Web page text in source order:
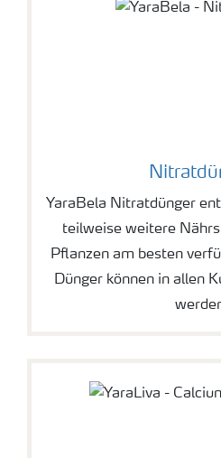
YaraBela Nitratdünger
teilweise weitere
Pflanzen am besten
Dünger können in allen